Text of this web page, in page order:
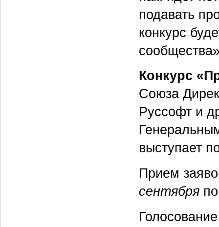
подавать
конкурс
Конкурс
Союза
Руссофт и
выступает
Прием
сентября